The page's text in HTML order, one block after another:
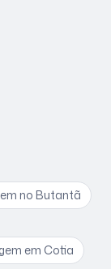
no Butantã
em Cotia